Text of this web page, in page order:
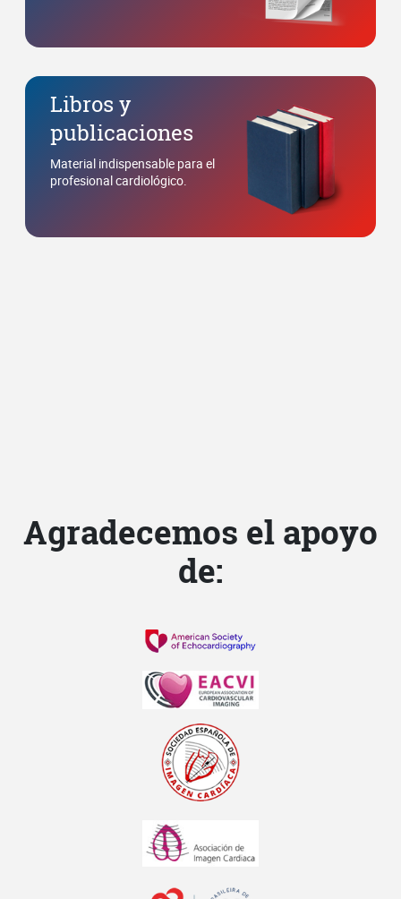
Libros y
publicaciones
Material indispensable para el
profesional cardiológico.
Agradecemos el apoyo
de: